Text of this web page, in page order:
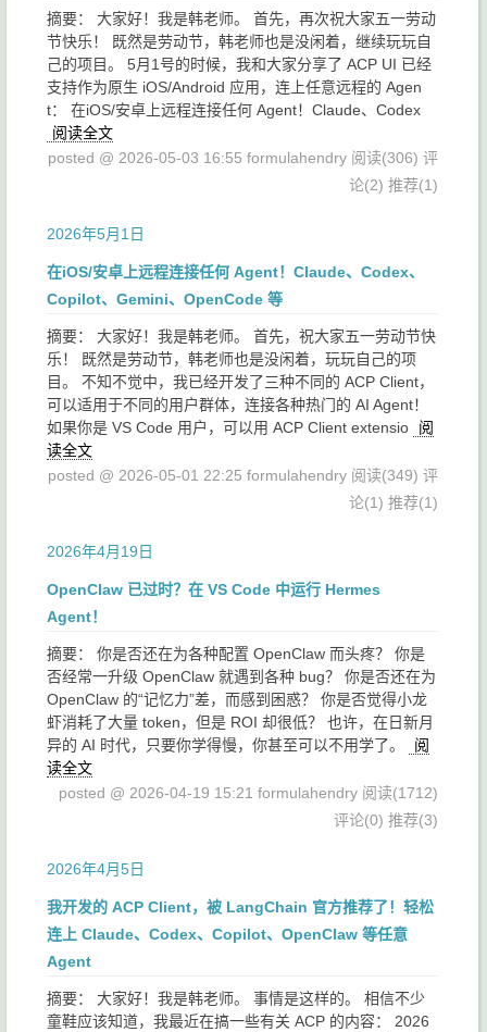
摘要： 大家好！我是韩老师。 首先，再次祝大家五一劳动
节快乐！ 既然是劳动节，韩老师也是没闲着，继续玩玩自
己的项目。 5月1号的时候，我和大家分享了 ACP UI 已经
支持作为原生 iOS/Android 应用，连上任意远程的 Agen
t： 在iOS/安卓上远程连接任何 Agent！Claude、Codex
阅读全文
posted @ 2026-05-03 16:55 formulahendry 阅读(306) 评
论(2) 推荐(1)
2026年5月1日
在iOS/安卓上远程连接任何 Agent！Claude、Codex、
Copilot、Gemini、OpenCode 等
摘要： 大家好！我是韩老师。 首先，祝大家五一劳动节快
乐！ 既然是劳动节，韩老师也是没闲着，玩玩自己的项
目。 不知不觉中，我已经开发了三种不同的 ACP Client，
可以适用于不同的用户群体，连接各种热门的 AI Agent！
如果你是 VS Code 用户，可以用 ACP Client extensio
阅
读全文
posted @ 2026-05-01 22:25 formulahendry 阅读(349) 评
论(1) 推荐(1)
2026年4月19日
OpenClaw 已过时？在 VS Code 中运行 Hermes
Agent！
摘要： 你是否还在为各种配置 OpenClaw 而头疼？ 你是
否经常一升级 OpenClaw 就遇到各种 bug？ 你是否还在为
OpenClaw 的“记忆力”差，而感到困惑？ 你是否觉得小龙
虾消耗了大量 token，但是 ROI 却很低？ 也许，在日新月
异的 AI 时代，只要你学得慢，你甚至可以不用学了。
阅
读全文
posted @ 2026-04-19 15:21 formulahendry 阅读(1712)
评论(0) 推荐(3)
2026年4月5日
我开发的 ACP Client，被 LangChain 官方推荐了！轻松
连上 Claude、Codex、Copilot、OpenClaw 等任意
Agent
摘要： 大家好！我是韩老师。 事情是这样的。 相信不少
童鞋应该知道，我最近在搞一些有关 ACP 的内容： 2026